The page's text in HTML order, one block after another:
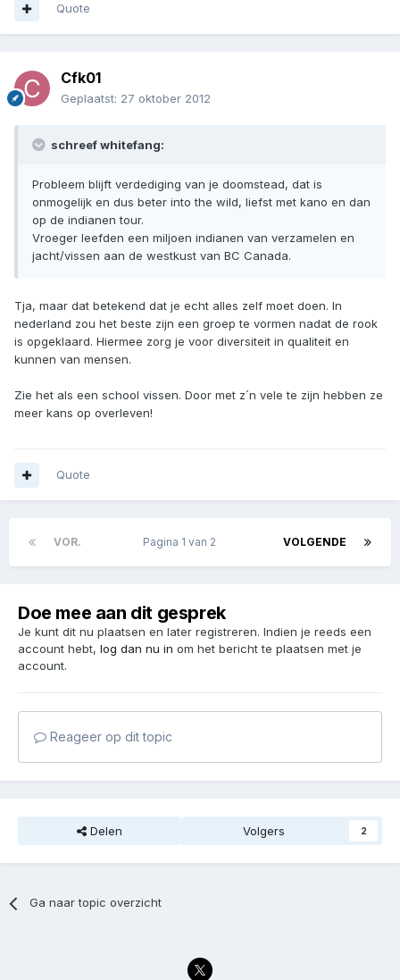
Quote
Cfk01
Geplaatst: 27 oktober 2012
schreef whitefang:
Probleem blijft verdediging van je doomstead, dat is
onmogelijk en dus beter into the wild, liefst met kano en dan
op de indianen tour.
Vroeger leefden een miljoen indianen van verzamelen en
jacht/vissen aan de westkust van BC Canada.
Tja, maar dat betekend dat je echt alles zelf moet doen. In
nederland zou het beste zijn een groep te vormen nadat de rook
is opgeklaard. Hiermee zorg je voor diversiteit in qualiteit en
kunnen van mensen.
Zie het als een school vissen. Door met z´n vele te zijn hebben ze
meer kans op overleven!
Quote
VOR. VOLGENDE
Pagina 1 van 2
Doe mee aan dit gesprek
Je kunt dit nu plaatsen en later registreren. Indien je reeds een
account hebt, log dan nu in om het bericht te plaatsen met je
account.
Reageer op dit topic
Delen Volgers 2
Ga naar topic overzicht